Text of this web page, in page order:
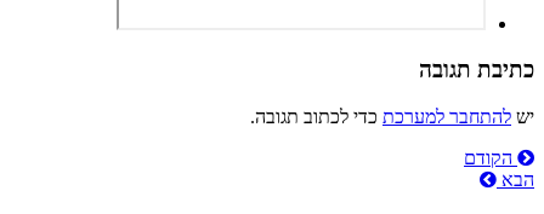
כתיבת תגובה
יש להתחבר למערכת כדי לכתוב תגובה.
ניווטהקודם
הבא